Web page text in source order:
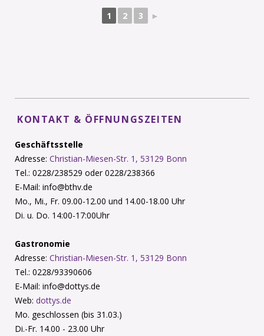
1 2 3 ►
KONTAKT & ÖFFNUNGSZEITEN
Geschäftsstelle
Adresse: Christian-Miesen-Str. 1, 53129 Bonn
Tel.: 0228/238529 oder 0228/238366
E-Mail: info@bthv.de
Mo., Mi., Fr. 09.00-12.00 und 14.00-18.00 Uhr
Di. u. Do. 14:00-17:00Uhr
Gastronomie
Adresse: Christian-Miesen-Str. 1, 53129 Bonn
Tel.: 0228/93390606
E-Mail: info@dottys.de
Web: dottys.de
Mo. geschlossen (bis 31.03.)
Di.-Fr. 14.00 - 23.00 Uhr